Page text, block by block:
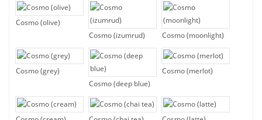
Cosmo (olive)
Cosmo (izumrud)
Cosmo (moonlight)
Cosmo (grey)
Cosmo (deep blue)
Cosmo (merlot)